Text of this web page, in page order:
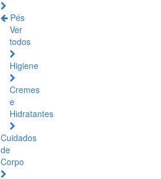
Pés
Ver
todos
Higiene
Cremes
e
Hidratantes
Cuidados
de
Corpo